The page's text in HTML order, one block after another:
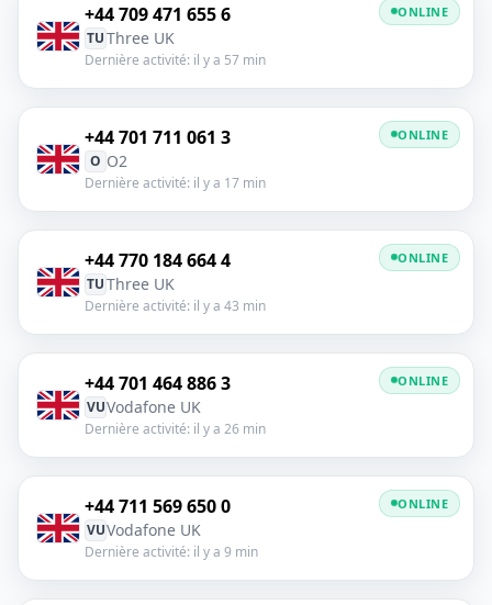
+44 709 471 655 6
TUThree UK
Dernière activité: il y a 57 min
ONLINE
+44 701 711 061 3
O O2
Dernière activité: il y a 17 min
ONLINE
+44 770 184 664 4
TUThree UK
Dernière activité: il y a 43 min
ONLINE
+44 701 464 886 3
VUVodafone UK
Dernière activité: il y a 26 min
ONLINE
+44 711 569 650 0
VUVodafone UK
Dernière activité: il y a 9 min
ONLINE